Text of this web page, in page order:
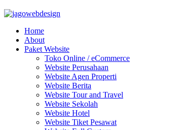
Home
About
Paket Website
Toko Online / eCommerce
Website Perusahaan
Website Agen Properti
Website Berita
Website Tour and Travel
Website Sekolah
Website Hotel
Website Tiket Pesawat